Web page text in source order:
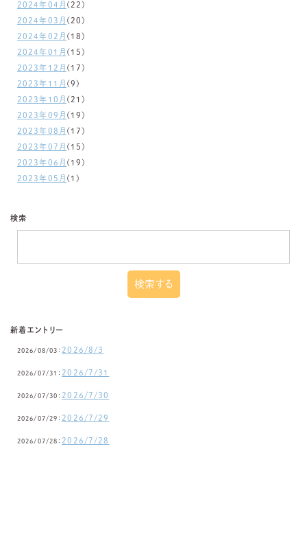
2024年04月 (22)
2024年03月 (20)
2024年02月 (18)
2024年01月 (15)
2023年12月 (17)
2023年11月 (9)
2023年10月 (21)
2023年09月 (19)
2023年08月 (17)
2023年07月 (15)
2023年06月 (19)
2023年05月 (1)
検索
新着エントリー
2026/08/03： 2026/8/3
2026/07/31： 2026/7/31
2026/07/30： 2026/7/30
2026/07/29： 2026/7/29
2026/07/28： 2026/7/28